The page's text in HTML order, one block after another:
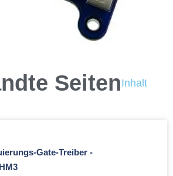
SeitenInhalt
Gate-Treiber -